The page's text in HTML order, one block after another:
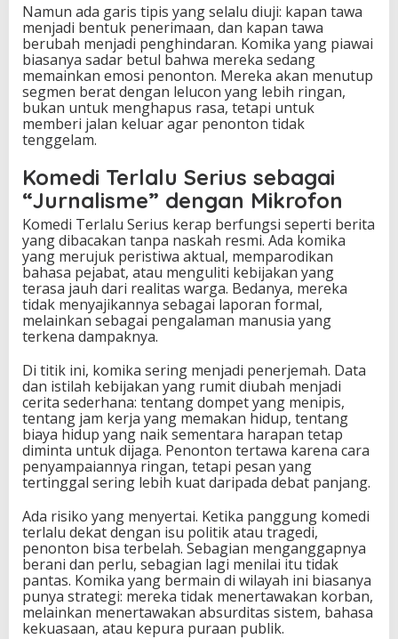
Namun ada garis tipis yang selalu diuji: kapan tawa
menjadi bentuk penerimaan, dan kapan tawa
berubah menjadi penghindaran. Komika yang piawai
biasanya sadar betul bahwa mereka sedang
memainkan emosi penonton. Mereka akan menutup
segmen berat dengan lelucon yang lebih ringan,
bukan untuk menghapus rasa, tetapi untuk
memberi jalan keluar agar penonton tidak
tenggelam.
Komedi Terlalu Serius sebagai
“Jurnalisme” dengan Mikrofon
Komedi Terlalu Serius kerap berfungsi seperti berita
yang dibacakan tanpa naskah resmi. Ada komika
yang merujuk peristiwa aktual, memparodikan
bahasa pejabat, atau menguliti kebijakan yang
terasa jauh dari realitas warga. Bedanya, mereka
tidak menyajikannya sebagai laporan formal,
melainkan sebagai pengalaman manusia yang
terkena dampaknya.
Di titik ini, komika sering menjadi penerjemah. Data
dan istilah kebijakan yang rumit diubah menjadi
cerita sederhana: tentang dompet yang menipis,
tentang jam kerja yang memakan hidup, tentang
biaya hidup yang naik sementara harapan tetap
diminta untuk dijaga. Penonton tertawa karena cara
penyampaiannya ringan, tetapi pesan yang
tertinggal sering lebih kuat daripada debat panjang.
Ada risiko yang menyertai. Ketika panggung komedi
terlalu dekat dengan isu politik atau tragedi,
penonton bisa terbelah. Sebagian menganggapnya
berani dan perlu, sebagian lagi menilai itu tidak
pantas. Komika yang bermain di wilayah ini biasanya
punya strategi: mereka tidak menertawakan korban,
melainkan menertawakan absurditas sistem, bahasa
kekuasaan, atau kepura puraan publik.